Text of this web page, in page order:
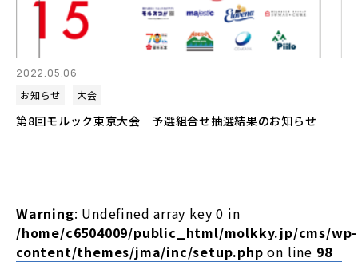
2022.05.06
お知らせ
大会
第8回モルック東京大会 予選組合せ抽選結果のお知らせ
Warning: Undefined array key 0 in
/home/c6504009/public_html/molkky.jp/cms/wp-
content/themes/jma/inc/setup.php on line 98